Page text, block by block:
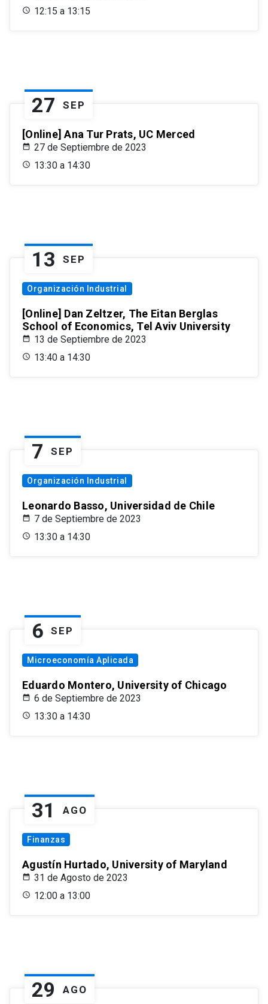
12:15 a 13:15
27 SEP
[Online] Ana Tur Prats, UC Merced
27 de Septiembre de 2023
13:30 a 14:30
13 SEP
Organización Industrial
[Online] Dan Zeltzer, The Eitan Berglas
School of Economics, Tel Aviv University
13 de Septiembre de 2023
13:40 a 14:30
7 SEP
Organización Industrial
Leonardo Basso, Universidad de Chile
7 de Septiembre de 2023
13:30 a 14:30
6 SEP
Microeconomía Aplicada
Eduardo Montero, University of Chicago
6 de Septiembre de 2023
13:30 a 14:30
31 AGO
Finanzas
Agustín Hurtado, University of Maryland
31 de Agosto de 2023
12:00 a 13:00
29 AGO